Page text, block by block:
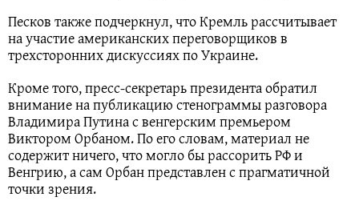
Песков также подчеркнул, что Кремль рассчитывает
на участие американских переговорщиков в
трехсторонних дискуссиях по Украине.
Кроме того, пресс-секретарь президента обратил
внимание на публикацию стенограммы разговора
Владимира Путина с венгерским премьером
Виктором Орбаном. По его словам, материал не
содержит ничего, что могло бы рассорить РФ и
Венгрию, а сам Орбан представлен с прагматичной
точки зрения.